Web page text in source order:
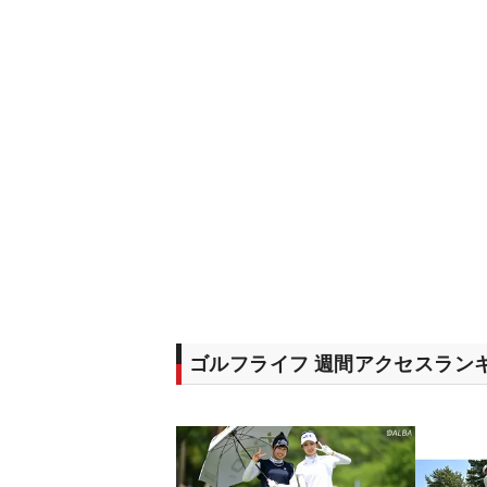
ゴルフライフ 週間アクセスラン